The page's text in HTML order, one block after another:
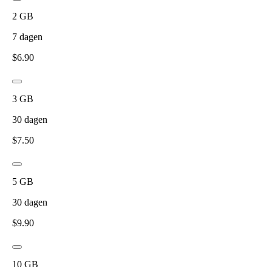
2 GB
7 dagen
$6.90
3 GB
30 dagen
$7.50
5 GB
30 dagen
$9.90
10 GB